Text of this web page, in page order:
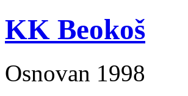
KK Beokoš
Osnovan 1998